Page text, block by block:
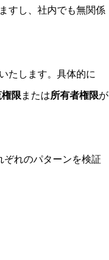
すし、社内でも無関係
たします。具体的に
限または所有者権限が
れのパターンを検証